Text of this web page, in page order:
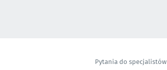
Pytania do specjalistów